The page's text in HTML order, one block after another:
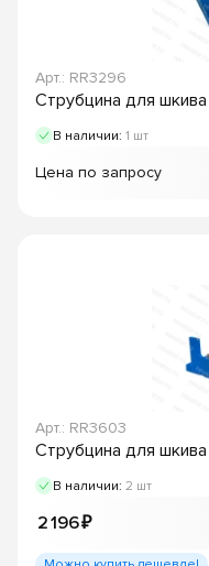
Арт.: RR3296
Струбцина для
В наличии: 1 шт
Цена по запросу
Арт.: RR3603
Струбцина для
В наличии: 2 шт
2 196 ₽